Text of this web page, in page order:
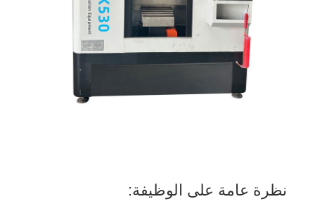
نظرة عامة على الوظيفة: